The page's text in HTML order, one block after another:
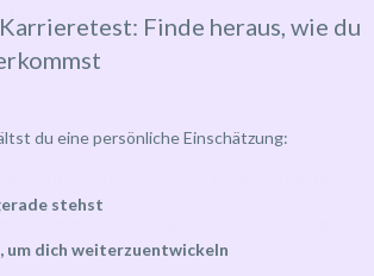
die Sitzung
Mentor*innen, die noch nicht gematcht
Community sind, gegen eine Eventgebühr
Finde heraus, wie du
du eine persönliche Einschätzung:
stehst
um dich weiterzuentwickeln